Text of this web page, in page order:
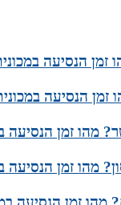
זמן הנסיעה
זמן הנסיעה
מהו זמן הנסיעה
מהו זמן הנסיעה